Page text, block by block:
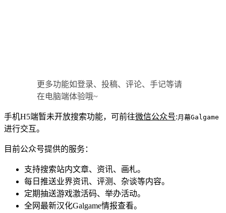
更多功能如登录、投稿、评论、手记等请
在电脑端体验哦~
手机H5端暂未开放搜索功能，可前往微信公众号:月幕Galgame
进行交互。
目前公众号提供的服务：
支持搜索站内文章、资讯、画札。
每日推送业界资讯、评测、杂谈等内容。
定期抽送游戏激活码、举办活动。
全网最新汉化Galgame情报查看。